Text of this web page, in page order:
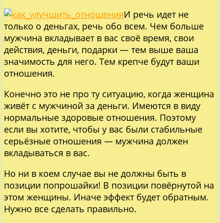
И речь идет не
только о деньгах, речь обо всем. Чем больше
мужчина вкладывает в вас своё время, свои
действия, деньги, подарки — тем выше ваша
значимость для него. Тем крепче будут ваши
отношения.
Конечно это не про ту ситуацию, когда женщина
живёт с мужчиной за деньги. Имеются в виду
нормальные здоровые отношения. Поэтому
если вы хотите, чтобы у вас были стабильные
серьёзные отношения — мужчина должен
вкладываться в вас.
Но ни в коем случае вы не должны быть в
позиции попрошайки! В позиции повёрнутой на
этом женщины. Иначе эффект будет обратным.
Нужно все сделать правильно.